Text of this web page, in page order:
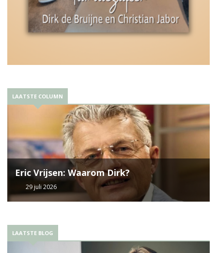
LAATSTE COLUMN
Eric Vrijsen: Waarom Dirk?
29 juli 2026
LAATSTE BLOG